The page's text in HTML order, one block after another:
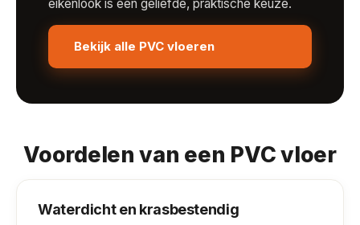
eikenlook is een geliefde, praktische keuze.
Bekijk alle PVC vloeren
Voordelen van een PVC vloer
Waterdicht en krasbestendig